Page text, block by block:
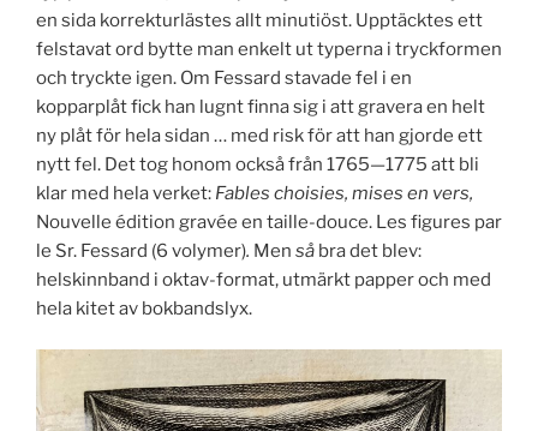
en sida korrekturlästes allt minutiöst. Upptäcktes ett
felstavat ord bytte man enkelt ut typerna i tryckformen
och tryckte igen. Om Fessard stavade fel i en
kopparplåt fick han lugnt finna sig i att gravera en helt
ny plåt för hela sidan … med risk för att han gjorde ett
nytt fel. Det tog honom också från 1765—1775 att bli
klar med hela verket: Fables choisies, mises en vers,
Nouvelle édition gravée en taille-douce. Les figures par
le Sr. Fessard (6 volymer). Men så bra det blev:
helskinnband i oktav-format, utmärkt papper och med
hela kitet av bokbandslyx.